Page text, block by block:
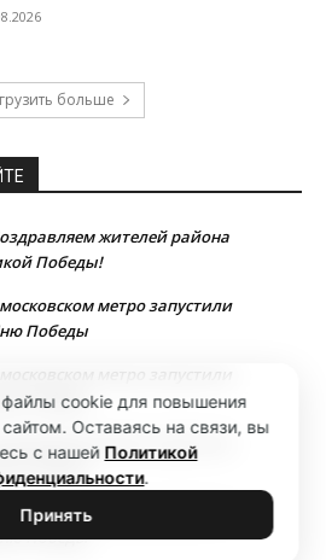
больше
жителей района
Победы!
метро запустили
Победы
метро запустили
Победы
московском метро запустили
Победы
московском метро запустили
Победы
cookie для повышения
Оставаясь на связи, вы
с нашей Политикой
.
Принять